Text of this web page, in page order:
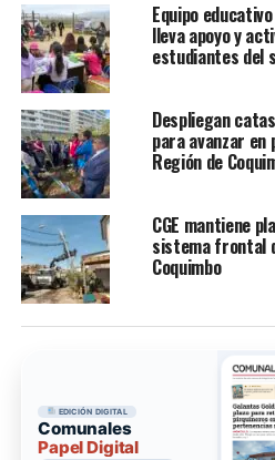
Equipo
lleva apoyo y
estudiantes del
Despliegan
para avanzar en
Región de
CGE mantiene
sistema frontal
Coquimbo
EDICIÓN DIGITAL
Comunales
Papel Digital